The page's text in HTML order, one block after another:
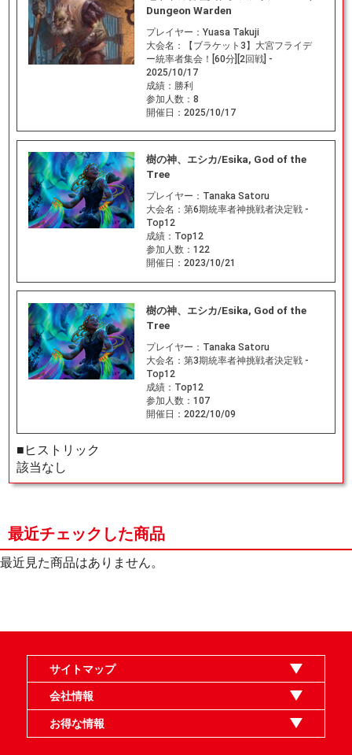
Dungeon Warden
プレイヤー： Yuasa Takuji
大会名：
【ブラケット3】大宮フライデ
ー統率者集会！[60分][2回戦] -
2025/10/17
成績： 勝利
参加人数： 8
開催日： 2025/10/17
樹の神、エシカ/Esika, God of the
Tree
プレイヤー： Tanaka Satoru
大会名： 第6期統率者神挑戦者決定戦 -
Top12
成績： Top12
参加人数： 122
開催日： 2023/10/21
樹の神、エシカ/Esika, God of the
Tree
プレイヤー： Tanaka Satoru
大会名： 第3期統率者神挑戦者決定戦 -
Top12
成績： Top12
参加人数： 107
開催日： 2022/10/09
■ヒストリック
該当なし
最近チェックした商品
最近見た商品はありません。
サイトマップ
オンラインショップ
買取
記事
選手一覧
デッキ検索
デッキ構築
イベント・大会
店舗のご案内
お問い合わせ
ヘルプ
FAQ
会社情報
利用規約
スタッフ募集
特定商取引法表示
個人情報保護指針
企業情報
お得な情報